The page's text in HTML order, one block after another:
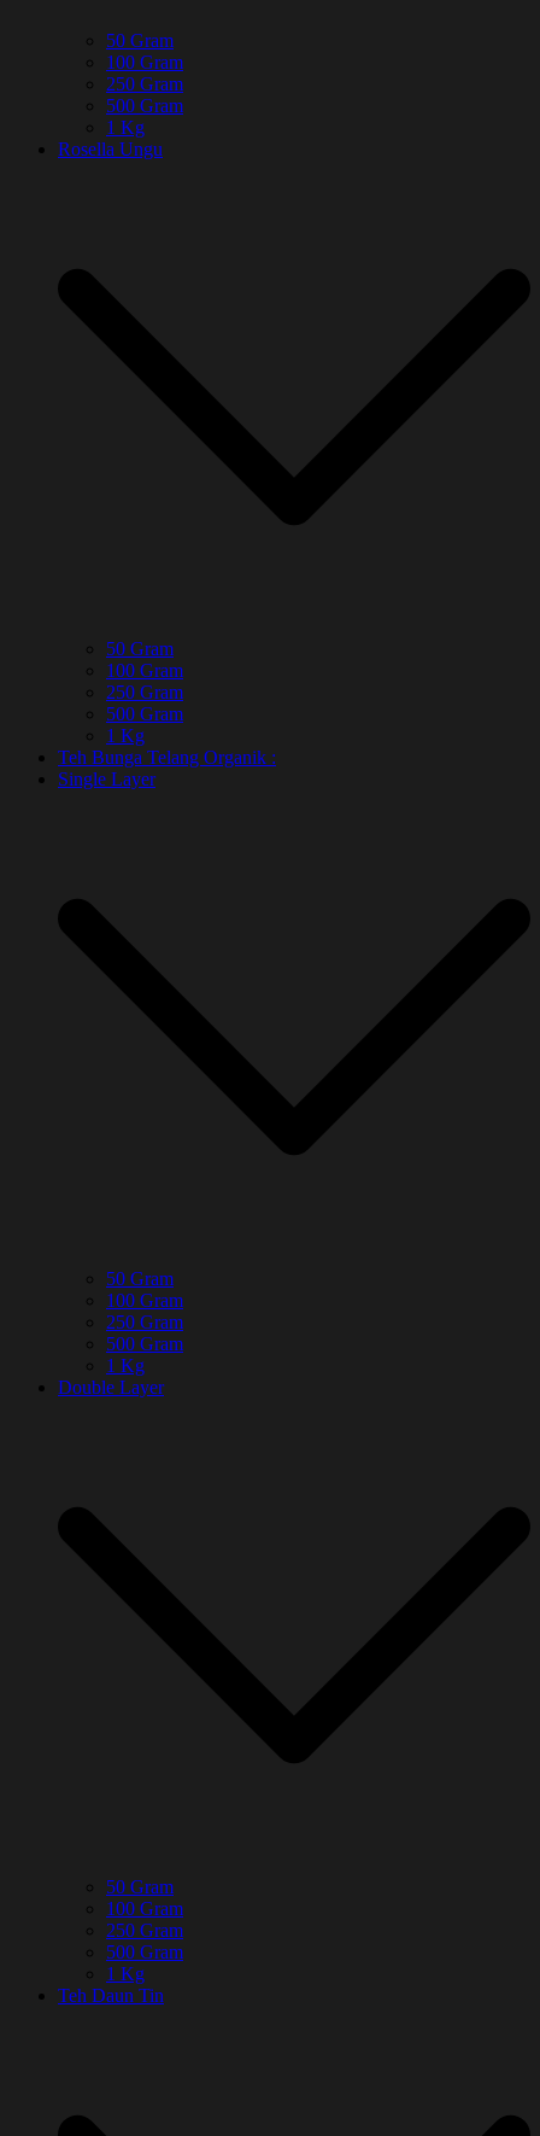
50 Gram
100 Gram
250 Gram
500 Gram
1 Kg
Rosella Ungu
50 Gram
100 Gram
250 Gram
500 Gram
1 Kg
Teh Bunga Telang Organik :
Single Layer
50 Gram
100 Gram
250 Gram
500 Gram
1 Kg
Double Layer
50 Gram
100 Gram
250 Gram
500 Gram
1 Kg
Teh Daun Tin